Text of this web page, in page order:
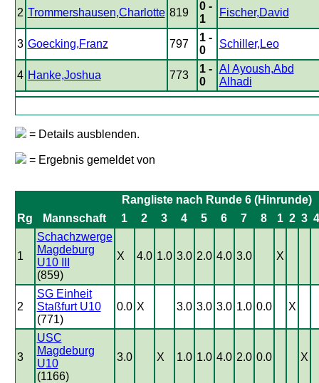
2 Trommershausen,Charlotte 819
0 -
1
Fischer,David
3 Goecking,Franz 797
1 -
0
Schiller,Leo
4 Hanke,Joshua 773
1 -
0
Al Ayoush,Abd
Alhadi
= Details ausblenden.
= Ergebnis gemeldet von
Rangliste nach Runde 6 (Hinrunde)
Rg
Mannschaft 1 2 3 4 5 6 7 8 1 2 3 4
1
Schachzwerge
Magdeburg
U10 III
(859)
X 4.0 1.0 3.0 2.0 4.0 3.0 X
2
SG Einheit
Staßfurt U10
(771)
0.0 X 3.0 3.0 3.0 1.0 0.0 X
3
USC
Magdeburg
U10
(1166)
3.0 X 1.0 1.0 4.0 2.0 0.0 X